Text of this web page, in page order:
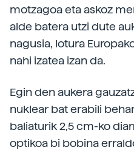
motzagoa eta askoz
alde batera utzi dute
nagusia, lotura
nahi izatea izan da.
Egin den aukera
nuklear bat erabili
baliaturik 2,5 cm-ko
optikoa bi bobina